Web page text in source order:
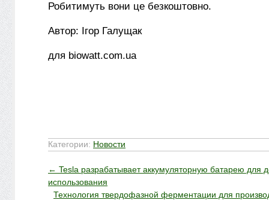
Робитимуть вони це безкоштовно.
Автор: Ігор Галущак
для biowatt.com.ua
Категории: Новости
← Tesla разрабатывает аккумуляторную батарею для
использования
Технология твердофазной ферментации для